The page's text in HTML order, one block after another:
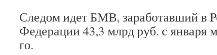
Следом идет БМВ, заработавший в
Федерации 43,3 млрд руб. с января
го.